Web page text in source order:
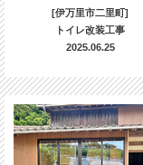
[伊万里市二里町]
トイレ改装工事
2025.06.25